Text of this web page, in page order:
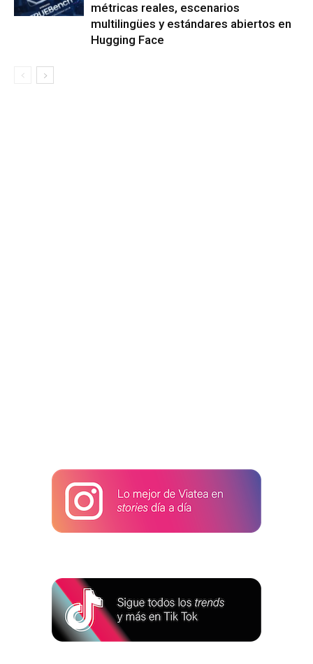
métricas reales, escenarios
multilingües y estándares abiertos en
Hugging Face